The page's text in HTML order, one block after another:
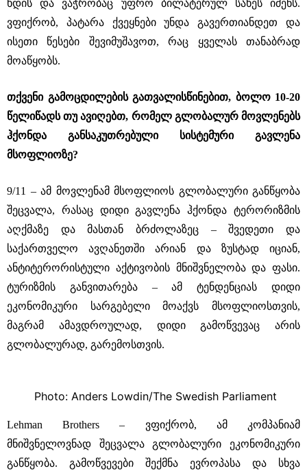
ხდის და ვაჭრობაც უფრო ბილატერულ სახეს იძენს.
ვფიქრობ, პატარა ქვეყნები უნდა გავერთიანდეთ და
ისეთი წესები შევიმუშავოთ, რაც ყველას თანაბრად
მოაწყობს.
თქვენი გამოცდილების გათვალისწინებით, ბოლო 10-20
წელიწადს თუ ავიღებთ, რომელ გლობალურ მოვლენებს
ჰქონდა განსაკუთრებული სისტემური გავლენა
მსოფლიოზე?
9/11 ‒ ამ მოვლენამ მსოფლიოს გლობალური განწყობა
შეცვალა, რასაც დიდი გავლენა ჰქონდა ტერორიზმის
აღქმაზე და მასთან ბრძოლაზეც ‒ შვედეთი და
საქართველო ავღანეთში არიან და ზუსტად იციან,
ანტიტერორისტული აქტივობის მნიშვნელობა და ფასი.
ტურიზმის განვითარება ‒ ამ ტენდენციას დიდი
ეკონომიკური სარგებელი მოაქვს მსოფლიოსთვის,
მაგრამ ამავდროულად, დიდი გამოწვევაც არის
გლობალურად, გარემოსთვის.
Photo: Anders Lowdin/The Swedish Parliament
Lehman Brothers ‒ ვფიქრობ, ამ კომპანიამ
მნიშვნელოვნად შეცვალა გლობალური ეკონომიკური
განწყობა. გამოწვევები შექმნა ევროპასა და სხვა